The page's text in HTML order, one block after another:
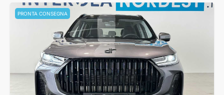
PRONTA CONSEGNA